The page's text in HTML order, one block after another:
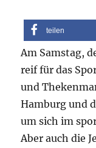
teilen
Am Samstag,
reif für das
und
Hamburg und
um sich im
Aber auch die